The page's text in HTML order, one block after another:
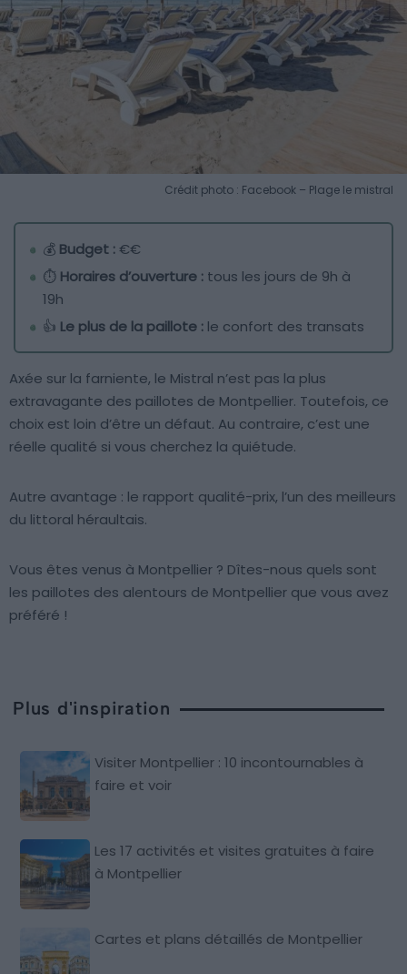
Crédit photo : Facebook – Plage le mistral
💰 Budget :€€
⏱️ Horaires d’ouverture : tous les jours de 9h à
19h
👍 Le plus de la paillote : le confort des transats
Axée sur la farniente, le Mistral n’est pas la plus
extravagante des paillotes de Montpellier. Toutefois, ce
choix est loin d’être un défaut. Au contraire, c’est une
réelle qualité si vous cherchez la quiétude.
Autre avantage : le rapport qualité-prix, l’un des meilleurs
du littoral héraultais.
Vous êtes venus à Montpellier ? Dîtes-nous quels sont
les paillotes des alentours de Montpellier que vous avez
préféré !
Plus d'inspiration
Visiter Montpellier : 10 incontournables à
faire et voir
Les 17 activités et visites gratuites à faire
à Montpellier
Cartes et plans détaillés de Montpellier